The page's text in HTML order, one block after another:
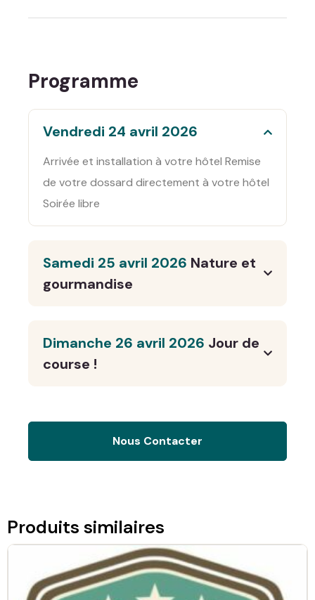
Programme
Vendredi 24 avril 2026
Arrivée et installation à votre hôtel Remise
de votre dossard directement à votre hôtel
Soirée libre
Samedi 25 avril 2026 Nature et
gourmandise
Dimanche 26 avril 2026 Jour de
course !
Nous Contacter
Produits similaires